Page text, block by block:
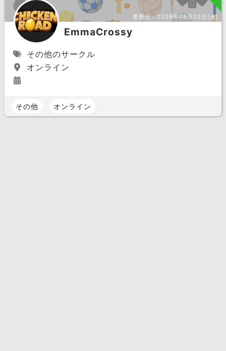
更新日：2026年06月02日(火)
EmmaCrossy
その他のサークル
オンライン
その他 オンライン